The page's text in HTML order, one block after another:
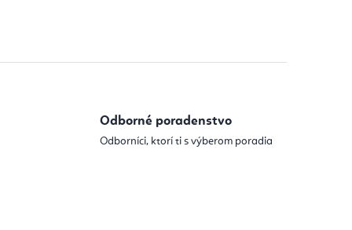
Odborné poradenstvo
Odborníci, ktorí ti s výberom poradia